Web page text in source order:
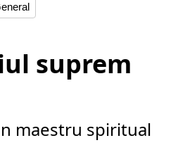
suprem
maestru spiritual